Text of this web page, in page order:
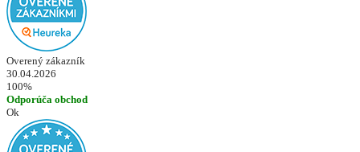
Overený zákazník
30.04.2026
100%
Odporúča obchod
Ok